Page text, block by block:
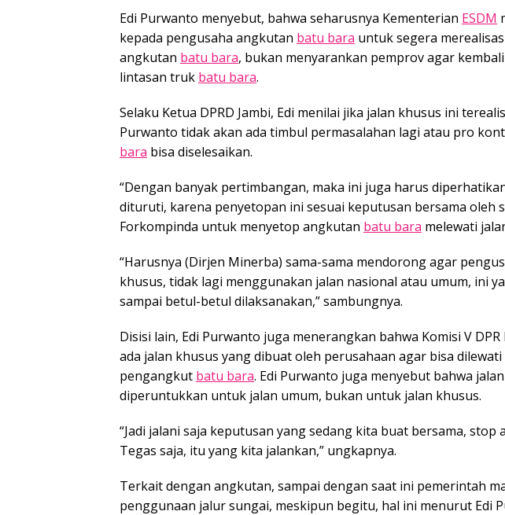
Edi Purwanto menyebut, bahwa seharusnya Kementerian ESDM
kepada pengusaha angkutan batu bara untuk segera
angkutan batu bara, bukan menyarankan pemprov agar
lintasan truk batu bara.
Selaku Ketua DPRD Jambi, Edi menilai jika jalan khusus ini
Purwanto tidak akan ada timbul permasalahan lagi atau pro
bara bisa diselesaikan.
“Dengan banyak pertimbangan, maka ini juga harus
dituruti, karena penyetopan ini sesuai keputusan bersama oleh
Forkompinda untuk menyetop angkutan batu bara melewati
“Harusnya (Dirjen Minerba) sama-sama mendorong agar
khusus, tidak lagi menggunakan jalan nasional atau umum, ini
sampai betul-betul dilaksanakan,” sambungnya.
Disisi lain, Edi Purwanto juga menerangkan bahwa Komisi V
ada jalan khusus yang dibuat oleh perusahaan agar bisa
pengangkut batu bara. Edi Purwanto juga menyebut bahwa
diperuntukkan untuk jalan umum, bukan untuk jalan khusus.
“Jadi jalani saja keputusan yang sedang kita buat bersama, stop
Tegas saja, itu yang kita jalankan,” ungkapnya.
Terkait dengan angkutan, sampai dengan saat ini pemerintah
penggunaan jalur sungai, meskipun begitu, hal ini menurut Edi